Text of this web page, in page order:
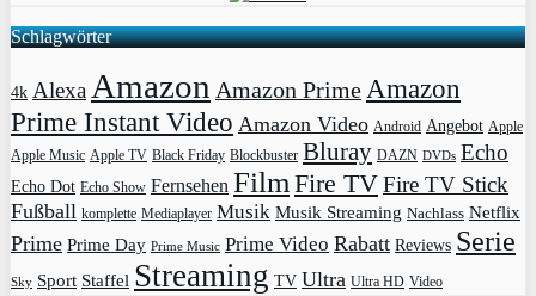
Schlagwörter
4k AlexaAmazon Amazon PrimeAmazon
Prime Instant Video Amazon Video Android Angebot Apple
Apple Music Apple TV Black Friday Blockbuster Bluray DAZN DVDs Echo
Echo Dot Echo Show Fernsehen FilmFire TVFire TV Stick
Fußball komplette Mediaplayer Musik Musik Streaming Nachlass Netflix
Prime Prime Day Prime Music Prime Video Rabatt Reviews Serie
Sky Sport Staffel Streaming TV Ultra Ultra HD Video